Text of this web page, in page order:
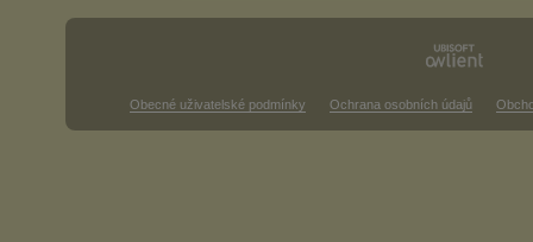
Obecné uživatelské podmínky Ochrana osobních údajů